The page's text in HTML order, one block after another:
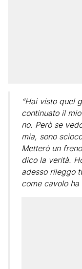
“Hai visto quel
continuato il
no. Però se
mia, sono
Metterò un
dico la verità.
adesso rileggo
come cavolo ha